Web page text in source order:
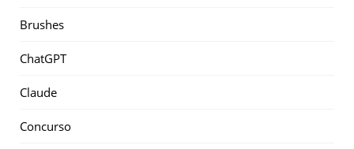
Brushes
ChatGPT
Claude
Concurso